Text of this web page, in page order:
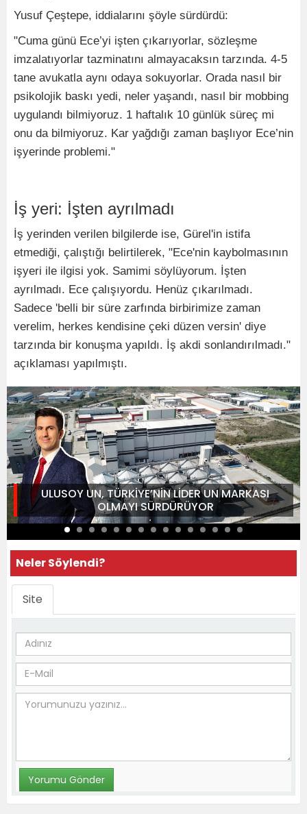
Yusuf Çeştepe, iddialarını şöyle sürdürdü:
"Cuma günü Ece’yi işten çıkarıyorlar, sözleşme
imzalatıyorlar tazminatını almayacaksın tarzında. 4-5
tane avukatla aynı odaya sokuyorlar. Orada nasıl bir
psikolojik baskı yedi, neler yaşandı, nasıl bir mobbing
uygulandı bilmiyoruz. 1 haftalık 10 günlük süreç mi
onu da bilmiyoruz. Kar yağdığı zaman başlıyor Ece’nin
işyerinde problemi."
İş yeri: İşten ayrılmadı
İş yerinden verilen bilgilerde ise, Gürel'in istifa
etmediği, çalıştığı belirtilerek, "Ece'nin kaybolmasının
işyeri ile ilgisi yok. Samimi söylüyorum. İşten
ayrılmadı. Ece çalışıyordu. Henüz çıkarılmadı.
Sadece 'belli bir süre zarfında birbirimize zaman
verelim, herkes kendisine çeki düzen versin' diye
tarzında bir konuşma yapıldı. İş akdi sonlandırılmadı."
açıklaması yapılmıştı.
ULUSOY UN, TÜRKİYE’NİN LİDER UN MARKASI
OLMAYI SÜRDÜRÜYOR
Neler Söylendi?
Site